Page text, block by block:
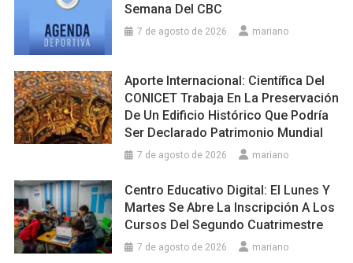
Semana Del CBC
7 de agosto de 2026 mariano
Aporte Internacional: Científica Del
CONICET Trabaja En La Preservación
De Un Edificio Histórico Que Podría
Ser Declarado Patrimonio Mundial
7 de agosto de 2026 mariano
Centro Educativo Digital: El Lunes Y
Martes Se Abre La Inscripción A Los
Cursos Del Segundo Cuatrimestre
7 de agosto de 2026 mariano